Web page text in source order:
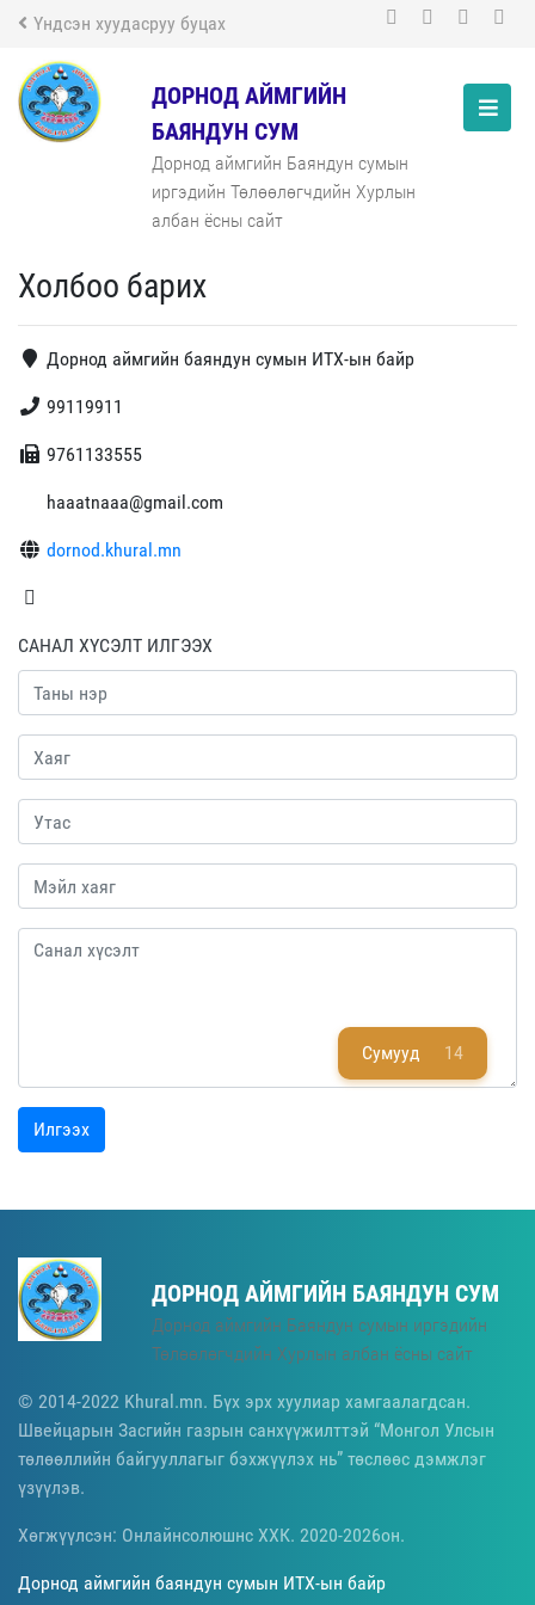
Үндсэн хуудасруу буцах
ДОРНОД АЙМГИЙН
БАЯНДУН СУМ
Дорнод аймгийн Баяндун сумын
иргэдийн Төлөөлөгчдийн Хурлын
албан ёсны сайт
Сумууд 14
Холбоо барих
Дорнод аймгийн баяндун сумын ИТХ-ын байр
99119911
9761133555
haaatnaaa@gmail.com
dornod.khural.mn
САНАЛ ХҮСЭЛТ ИЛГЭЭХ
Илгээх
ДОРНОД АЙМГИЙН БАЯНДУН СУМ
Дорнод аймгийн Баяндун сумын иргэдийн
Төлөөлөгчдийн Хурлын албан ёсны сайт
© 2014-2022 Khural.mn. Бүх эрх хуулиар хамгаалагдсан.
Швейцарын Засгийн газрын санхүүжилттэй “Монгол Улсын
төлөөллийн байгууллагыг бэхжүүлэх нь” төслөөс дэмжлэг
үзүүлэв.
Хөгжүүлсэн: Онлайнсолюшнс ХХК. 2020-2026он.
Дорнод аймгийн баяндун сумын ИТХ-ын байр